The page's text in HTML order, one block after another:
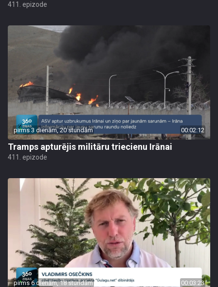
411. epizode
pirms 3 dienām, 20 stundām 00:02:12
Tramps apturējis militāru triecienu Irānai
411. epizode
pirms 6 dienām, 18 stundām 00:03:23